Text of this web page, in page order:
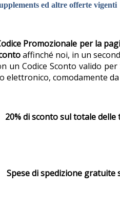
Promozionale per la
affinché noi, in un
un Codice Sconto valido
elettronico, comodamente
ed altre offerte vigenti
20% di sconto sul totale
Spese di spedizione